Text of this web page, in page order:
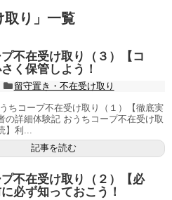
り 」 一覧
不在受け取り（３）【コ
く保管しよう！
留守置き・不在受け取り
ちコープ不在受け取り（１）【徹底実
の詳細体験記 おうちコープ不在受け取
】利...
記事を読む
不在受け取り（２）【必
必ず知っておこう！